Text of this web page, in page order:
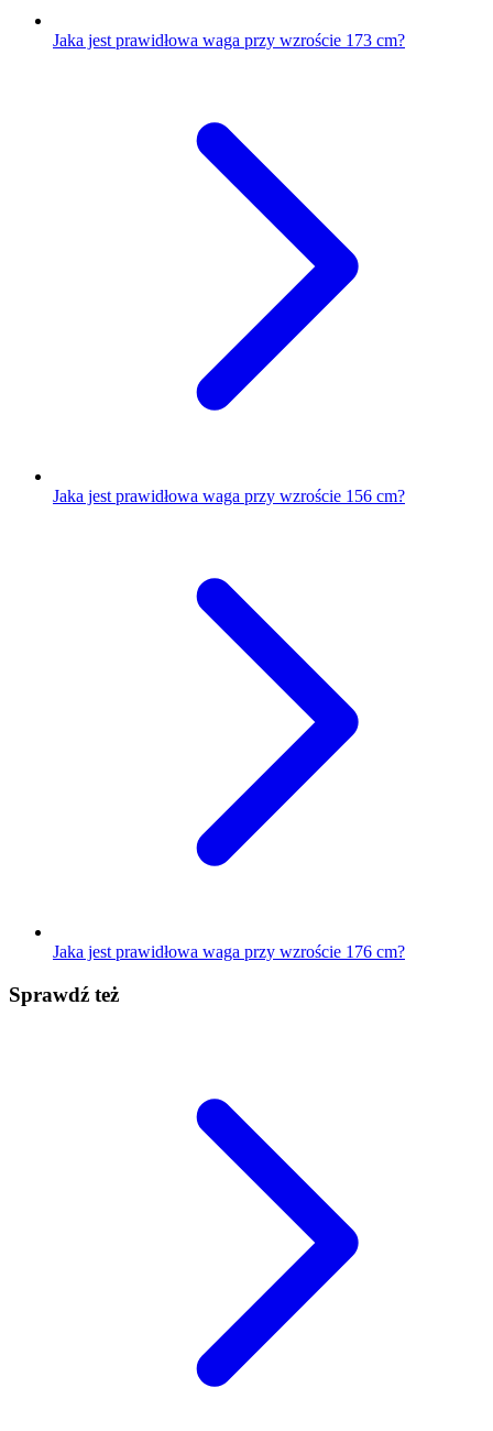
Jaka jest prawidłowa waga przy wzroście 173 cm?
Jaka jest prawidłowa waga przy wzroście 156 cm?
Jaka jest prawidłowa waga przy wzroście 176 cm?
Sprawdź też